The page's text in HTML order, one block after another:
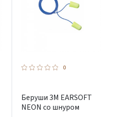
0
Беруши 3M EARSOFT
NEON со шнуром